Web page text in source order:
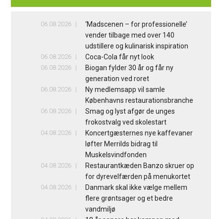
06.08.2026
‘Madscenen – for professionelle’
vender tilbage med over 140
udstillere og kulinarisk inspiration
06.08.2026 Coca-Cola får nyt look
06.08.2026
Biogan fylder 30 år og får ny
generation ved roret
06.08.2026
Ny medlemsapp vil samle
Københavns restaurationsbranche
06.08.2026
Smag og lyst afgør de unges
frokostvalg ved skolestart
04.08.2026
Koncertgæsternes nye kaffevaner
løfter Merrilds bidrag til
Muskelsvindfonden
04.08.2026
Restaurantkæden Banzo skruer op
for dyrevelfærden på menukortet
04.08.2026
Danmark skal ikke vælge mellem
flere grøntsager og et bedre
vandmiljø